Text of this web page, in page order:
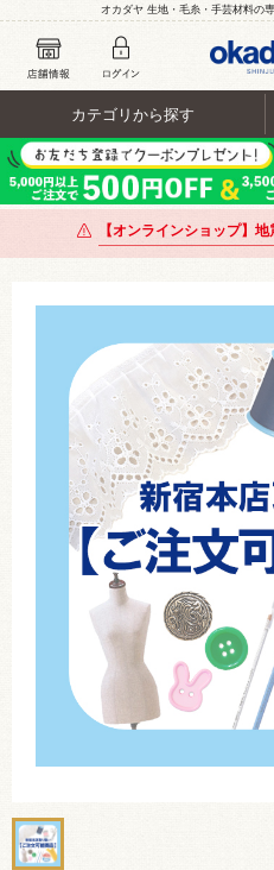
オカダヤ 生地・毛糸・手芸材料の
カテゴリから探す
【オンラインショップ】